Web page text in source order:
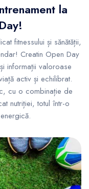
la
fitnessului și sănătății,
Creatin Open Day
informații valoroase
activ și echilibrat.
cu o combinație de
nutriției, totul într-o